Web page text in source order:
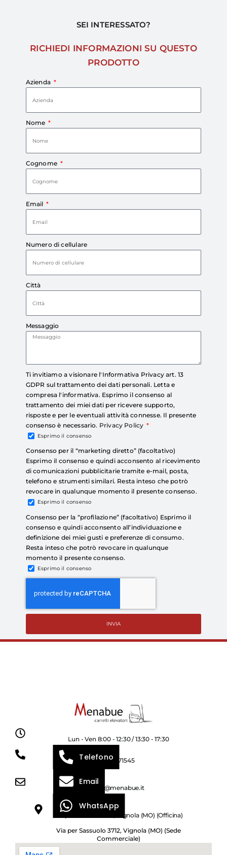
SEI INTERESSATO?
RICHIEDI INFORMAZIONI SU QUESTO
PRODOTTO
Azienda
Nome
Cognome
Email
Numero di cellulare
Città
Messaggio
Ti invitiamo a visionare l'Informativa Privacy art. 13
GDPR sul trattamento dei dati personali. Letta e
compresa l'informativa. Esprimo il consenso al
trattamento dei miei dati per ricevere supporto,
risposte e per le eventuali attività connesse. Il presente
consenso è necessario. Privacy Policy
Esprimo il consenso
Consenso per il “marketing diretto” (facoltativo)
Esprimo il consenso e quindi acconsento al ricevimento
di comunicazioni pubblicitarie tramite e-mail, posta,
telefono e strumenti similari. Resta inteso che potrò
revocare in qualunque momento il presente consenso.
Esprimo il consenso
Consenso per la “profilazione” (facoltativo) Esprimo il
consenso e quindi acconsento all’individuazione e
definizione dei miei gusti e preferenze di consumo.
Resta inteso che potrò revocare in qualunque
momento il presente consenso.
Esprimo il consenso
INVIA
Lun - Ven 8:00 - 12:30 / 13:30 - 17:30
059 771545
info@menabue.it
Via per Sassuolo 1114, Vignola (MO) (Officina)
Via per Sassuolo 3712, Vignola (MO) (Sede
Commerciale)
Telefono
Email
WhatsApp